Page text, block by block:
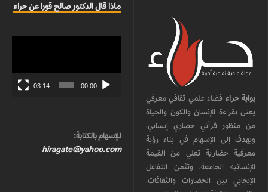
بوابة حراء فضاء علمي ثقافي معرفي
يعنى بقراءة الإنسان والكون والحياة
من منظور قرآني حضاري إنساني،
ويهدف إلى الإسهام في بناء رؤية
معرفية حضارية تعلي من القيمة
الإنسانية الجامعة، وتثمن التفاعل
الإيجابي بين الحضارات والثقافات،
ماذا قال الدكتور صالح قورا عن حراء
00:00
03:14
للإسهام بالكتابة:
hiragate@yahoo.com